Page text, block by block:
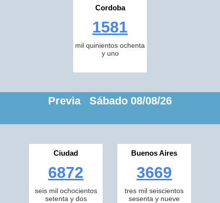
Cordoba
1581
mil quinientos ochenta
y uno
Previa Sábado 08/08/26
Ciudad
6872
seis mil ochocientos
setenta y dos
Buenos Aires
3669
tres mil seiscientos
sesenta y nueve